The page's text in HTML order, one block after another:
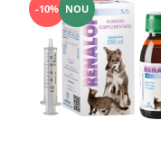
-10% NOU